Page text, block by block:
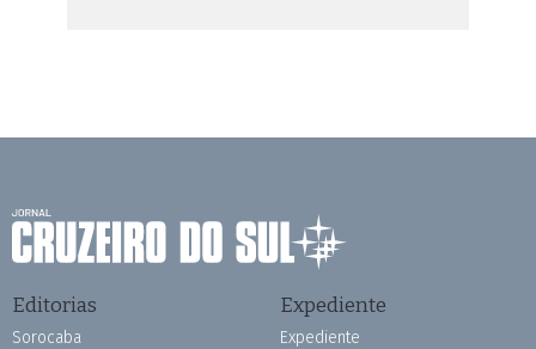
Editorias
Sorocaba
Expediente
Expediente